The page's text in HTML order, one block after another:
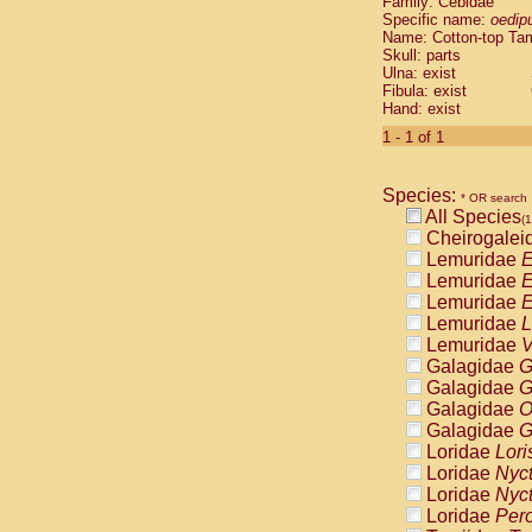
Cebidae
Cebidae
Cebidae
Cebidae
Cebidae
Cebidae
Cebidae
Cebidae
Cebidae
Cebidae
Cebidae
Cebidae
Atelidae
Atelidae
Atelidae
Atelidae
Atelidae
Atelidae
Atelidae
Atelidae
Atelidae
Atelidae
Pitheciidae
Specific name:
Name: Cotton-top
Skull: parts
Ulna: exist
Fibula: exist
Hand: exist
1 - 1 of 1
Species: * OR search
All Species
Lemuridae
Lemuridae
Lemuridae
Lemuridae
Lemuridae
Galagidae
Galagidae
Galagidae
Galagidae
Loridae
Loridae
Loridae
Loridae